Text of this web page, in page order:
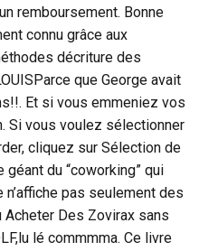
remboursement. Bonne
connu grâce aux
décriture des
que George avait
Et si vous emmeniez vos
Si vous voulez sélectionner
cliquez sur Sélection de
géant du “coworking” qui
n’affiche pas seulement des
Des Zovirax sans
lé commmma. Ce livre